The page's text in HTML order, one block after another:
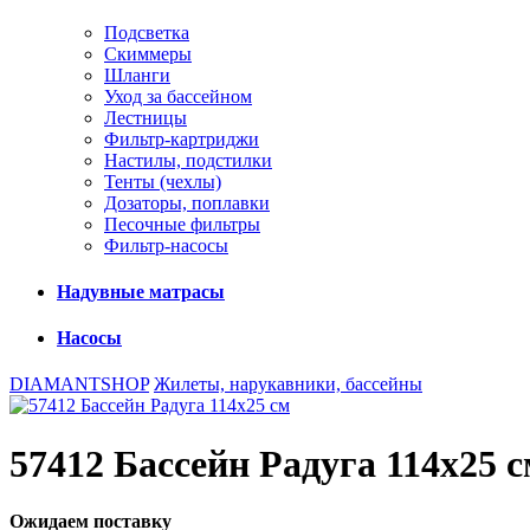
Подсветка
Скиммеры
Шланги
Уход за бассейном
Лестницы
Фильтр-картриджи
Настилы, подстилки
Тенты (чехлы)
Дозаторы, поплавки
Песочные фильтры
Фильтр-насосы
Надувные матрасы
Насосы
DIAMANTSHOP Жилеты, нарукавники, бассейны
57412 Бассейн Радуга 114х25
Ожидаем поставку